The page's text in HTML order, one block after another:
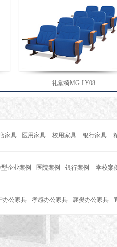
礼堂椅MG-LY08
家具 医用家具 校用家具 银行家具
企业案例 医院案例 银行案例 学校
办公家具 孝感办公家具 襄樊办公家具